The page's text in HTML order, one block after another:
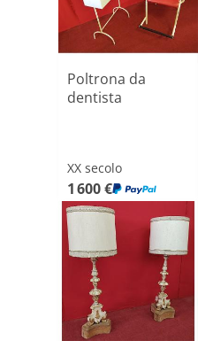
Poltrona da
dentista
XX secolo
1 600 €